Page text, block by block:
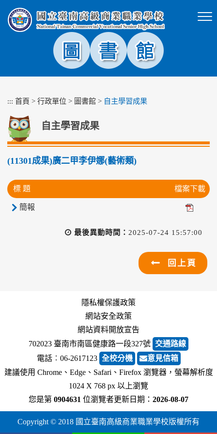
塊
::: 首頁 > 行政單位 > 圖書館 > 自主學習成果
自主學習成果
(11301成果)廣二甲李伊娜(藝術類)
標 題 檔案下載
簡報
最後異動時間： 2025-07-24 15:57:00
回上頁
隱私權保護政策
網站安全政策
網站資料開放宣告
702023 臺南市南區健康路一段327號 交通路線
電話︰06-2617123 全校分機
意見信箱
建議使用 Chrome、Edge、Safari、Firefox 瀏覽器，螢幕解析度
1024 X 768 px 以上瀏覽
您是第 0904631 位瀏覽者更新日期： 2026-08-07
Copyright © 2018 國立臺南高級商業職業學校版權所有